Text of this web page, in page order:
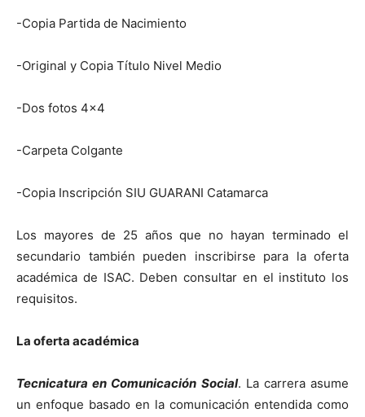
-Copia Partida de Nacimiento
-Original y Copia Título Nivel Medio
-Dos fotos 4×4
-Carpeta Colgante
-Copia Inscripción SIU GUARANI Catamarca
Los mayores de 25 años que no hayan terminado el
secundario también pueden inscribirse para la oferta
académica de ISAC. Deben consultar en el instituto los
requisitos.
La oferta académica
Tecnicatura en Comunicación Social. La carrera asume
un enfoque basado en la comunicación entendida como